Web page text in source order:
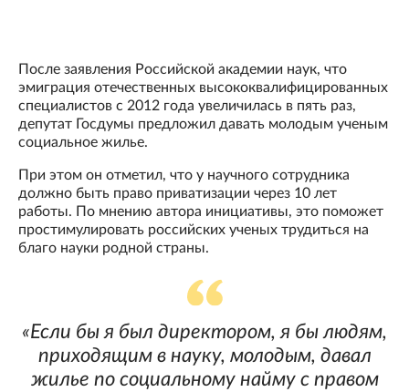
После заявления Российской академии наук, что
эмиграция отечественных высококвалифицированных
специалистов с 2012 года увеличилась в пять раз,
депутат Госдумы предложил давать молодым ученым
социальное жилье.
При этом он отметил, что у научного сотрудника
должно быть право приватизации через 10 лет
работы. По мнению автора инициативы, это поможет
простимулировать российских ученых трудиться на
благо науки родной страны.
«Если бы я был директором, я бы людям,
приходящим в науку, молодым, давал
жилье по социальному найму с правом